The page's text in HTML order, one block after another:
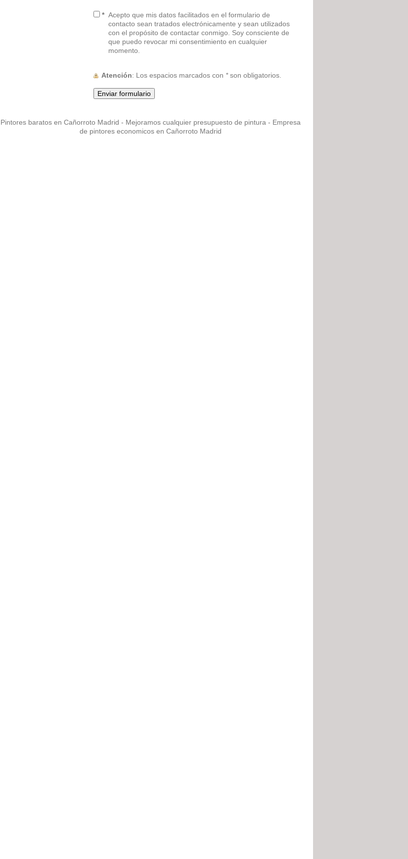
* Acepto que mis datos facilitados en el formulario de
contacto sean tratados electrónicamente y sean utilizados
con el propósito de contactar conmigo. Soy consciente de
que puedo revocar mi consentimiento en cualquier
momento.
Atención : Los espacios marcados con *son obligatorios.
Pintores baratos en Cañorroto Madrid - Mejoramos cualquier presupuesto de pintura - Empresa
de pintores economicos en Cañorroto Madrid